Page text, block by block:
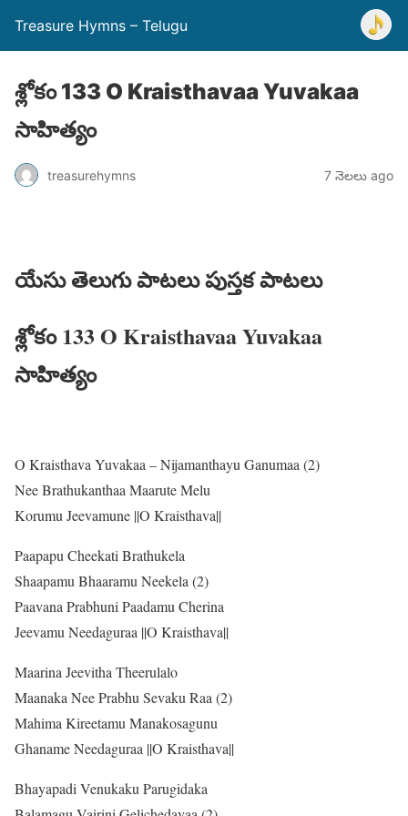
Treasure Hymns – Telugu
శ్లోకం 133 O Kraisthavaa Yuvakaa
సాహిత్యం
treasurehymns 7 నెలలు ago
యేసు తెలుగు పాటలు పుస్తక పాటలు
శ్లోకం 133 O Kraisthavaa Yuvakaa
సాహిత్యం
O Kraisthava Yuvakaa – Nijamanthayu Ganumaa (2)
Nee Brathukanthaa Maarute Melu
Korumu Jeevamune ||O Kraisthava||
Paapapu Cheekati Brathukela
Shaapamu Bhaaramu Neekela (2)
Paavana Prabhuni Paadamu Cherina
Jeevamu Needaguraa ||O Kraisthava||
Maarina Jeevitha Theerulalo
Maanaka Nee Prabhu Sevaku Raa (2)
Mahima Kireetamu Manakosagunu
Ghaname Needaguraa ||O Kraisthava||
Bhayapadi Venukaku Parugidaka